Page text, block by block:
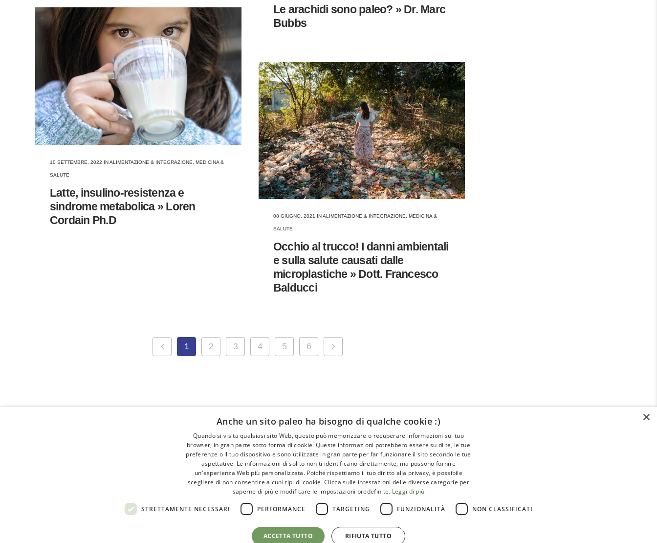
Le arachidi sono paleo? » Dr. Marc
Bubbs
10 SETTEMBRE, 2022 INALIMENTAZIONE & INTEGRAZIONE MEDICINA &
SALUTE
Latte, insulino-resistenza e
sindrome metabolica » Loren
Cordain Ph.D
08 GIUGNO, 2021 INALIMENTAZIONE & INTEGRAZIONE MEDICINA &
SALUTE
Occhio al trucco! I danni ambientali
e sulla salute causati dalle
microplastiche » Dott. Francesco
Balducci
1 2 3 4 5 6
Cerca attività
ALLEVAMENTI
MACELLERIE
About
GLI ARTICOLI
LE INTERVISTE
CHI SIAMO
×
Anche un sito paleo ha bisogno di qualche cookie :)
Quando si visita qualsiasi sito Web, questo può memorizzare o recuperare informazioni sul tuo
browser, in gran parte sotto forma di cookie. Queste informazioni potrebbero essere su di te, le tue
preferenze o il tuo dispositivo e sono utilizzate in gran parte per far funzionare il sito secondo le tue
aspettative. Le informazioni di solito non ti identificano direttamente, ma possono fornire
un'esperienza Web più personalizzata. Poiché rispettiamo il tuo diritto alla privacy, è possibile
scegliere di non consentire alcuni tipi di cookie. Clicca sulle intestazioni delle diverse categorie per
saperne di più e modificare le impostazioni predefinite. Leggi di più
STRETTAMENTE NECESSARI PERFORMANCE TARGETING FUNZIONALITÀ NON CLASSIFICATI
ACCETTA TUTTO RIFIUTA TUTTO